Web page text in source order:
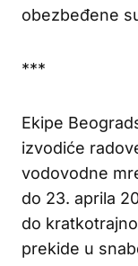
obezbeđene
***
Ekipe
izvodiće
vodovodne
do 23. aprila
do
prekide u